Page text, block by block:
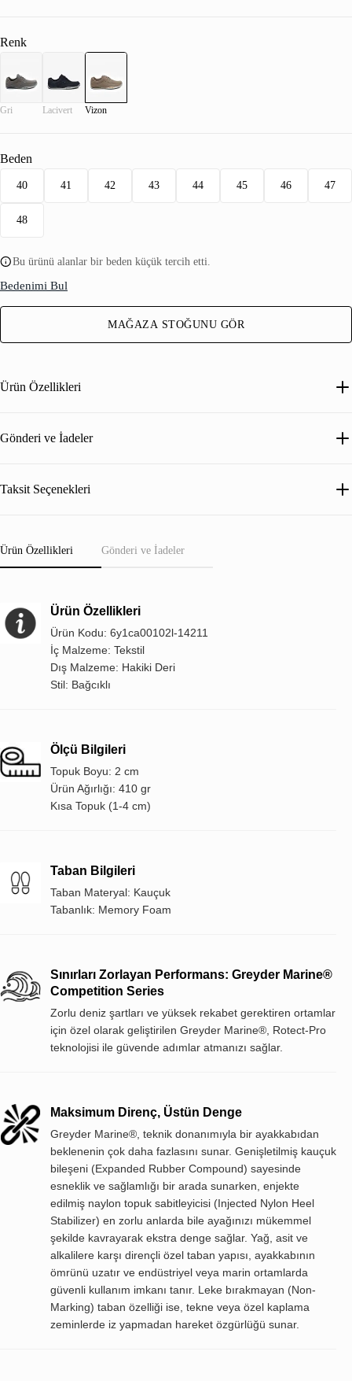
Renk
Gri Lacivert Vizon
Beden
40 41 42 43 44 45 46 47
48
Bu ürünü alanlar bir beden küçük tercih etti.
Bedenimi Bul
MAĞAZA STOĞUNU GÖR
Ürün Özellikleri
Gönderi ve İadeler
Taksit Seçenekleri
Ürün Özellikleri Gönderi ve İadeler
Ürün Özellikleri
Ürün Kodu: 6y1ca00102l-14211
İç Malzeme: Tekstil
Dış Malzeme: Hakiki Deri
Stil: Bağcıklı
Ölçü Bilgileri
Topuk Boyu: 2 cm
Ürün Ağırlığı: 410 gr
Kısa Topuk (1-4 cm)
Taban Bilgileri
Taban Materyal: Kauçuk
Tabanlık: Memory Foam
Sınırları Zorlayan Performans: Greyder Marine®
Competition Series
Zorlu deniz şartları ve yüksek rekabet gerektiren ortamlar
için özel olarak geliştirilen Greyder Marine®, Rotect-Pro
teknolojisi ile güvende adımlar atmanızı sağlar.
Maksimum Direnç, Üstün Denge
Greyder Marine®, teknik donanımıyla bir ayakkabıdan
beklenenin çok daha fazlasını sunar. Genişletilmiş kauçuk
bileşeni (Expanded Rubber Compound) sayesinde
esneklik ve sağlamlığı bir arada sunarken, enjekte
edilmiş naylon topuk sabitleyicisi (Injected Nylon Heel
Stabilizer) en zorlu anlarda bile ayağınızı mükemmel
şekilde kavrayarak ekstra denge sağlar. Yağ, asit ve
alkalilere karşı dirençli özel taban yapısı, ayakkabının
ömrünü uzatır ve endüstriyel veya marin ortamlarda
güvenli kullanım imkanı tanır. Leke bırakmayan (Non-
Marking) taban özelliği ise, tekne veya özel kaplama
zeminlerde iz yapmadan hareket özgürlüğü sunar.